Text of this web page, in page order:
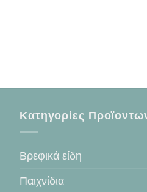
Κατηγορίες
Βρεφικά είδη
Παιχνίδια